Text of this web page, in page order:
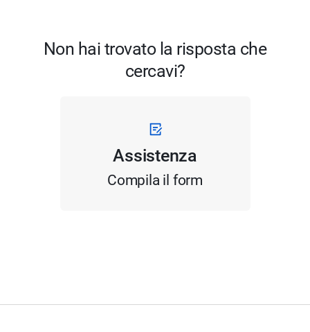
Non hai trovato la risposta che
cercavi?
Assistenza
Compila il form